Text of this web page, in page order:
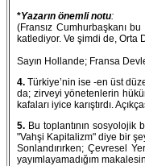
*Yazarın önemli notu:
(Fransız Cumhurbaşkanı
katlediyor. Ve şimdi de, Orta
Sayın Hollande; Fransa
4. Türkiye’nin ise -en üst
da; zirveyi yönetenlerin
kafaları iyice karıştırdı.
5. Bu toplantının
"Vahşi Kapitalizm" diye bir
Sonlandırırken; Çevresel
yayımlayamadığım